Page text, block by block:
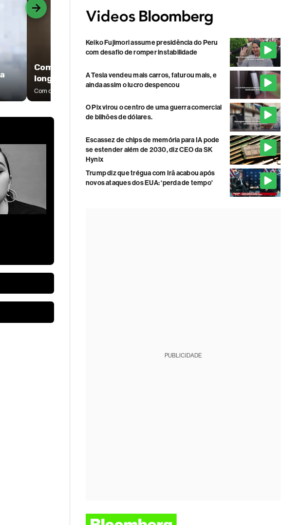
Keiko Fujimori assume presidência do Peru
com desafio de romper instabilidade
A Tesla vendeu mais carros, faturou mais, e
ainda assim o lucro despencou
O Pix virou o centro de uma guerra comercial
de bilhões de dólares.
Escassez de chips de memória para IA pode
se estender além de 2030, diz CEO da SK
Hynix
Trump diz que trégua com Irã acabou após
novos ataques dos EUA: ‘perda de tempo'
PUBLICIDADE